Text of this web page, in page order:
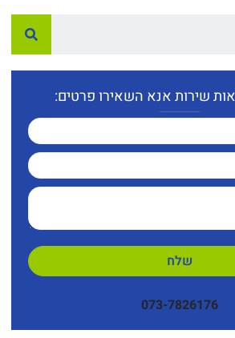
שירות אנא השאירו פרטים:
שלח
073-7826176